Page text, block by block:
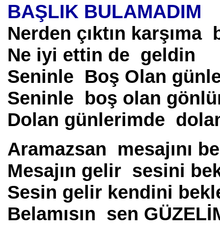
BAŞLIK BULAMADIM
Nerden çıktın karşıma
Ne iyi ettin de geldin
Seninle Boş Olan
Seninle boş olan
Dolan günlerimde
Aramazsan mesajını
Mesajın gelir sesini
Sesin gelir kendini
Belamısın sen